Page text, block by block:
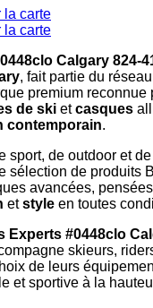
la carte
la carte
Calgary 824-
, fait partie du
premium reconnue
de ski etcasques
contemporain.
sport, de outdoor et
sélection de produits
avancées,
etstyle en toutes
Experts #0448clo
skieurs,
de leurs
et sportive à la